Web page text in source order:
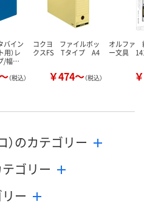
カゴへ カ
バイン
用）レ
/幅…
（税込）
コクヨ ファイルボッ
クスFS Tタイプ A4
￥474～（税込）
オルファ
ー文具
）のカテゴリー
ゴリー
ー